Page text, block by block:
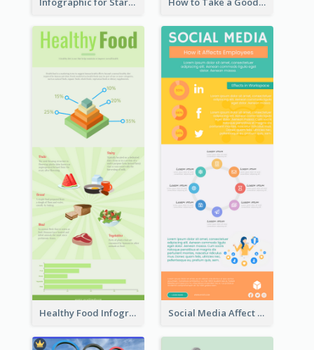
Healthy Food Infographic Social Media Affect Employments Infographic